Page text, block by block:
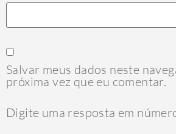
Salvar meus dados neste
próxima vez que eu comentar.
Digite uma resposta em